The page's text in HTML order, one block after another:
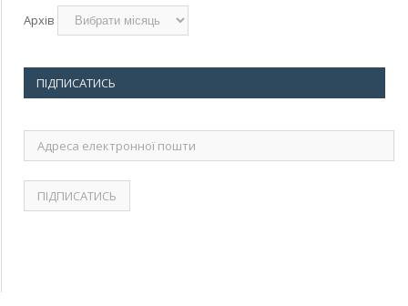
Архів
ПІДПИСАТИСЬ
Адреса
електронної